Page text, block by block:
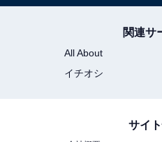
人気の都市伝説「きさらぎ
開のホラー映画の続編です
見」に向き合った内容にもな
関連サ
All About
イチオシ
サイ